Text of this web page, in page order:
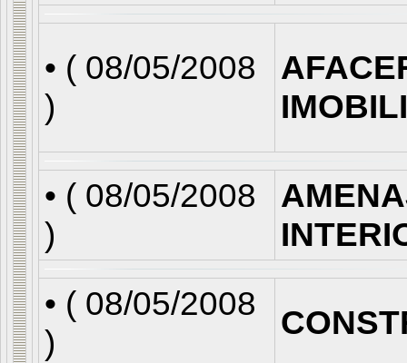
• ( 08/05/2008
)
• ( 08/05/2008
)
• ( 08/05/2008
)